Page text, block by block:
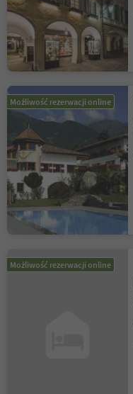
Możliwość rezerwacji online
Możliwość rezerwacji online